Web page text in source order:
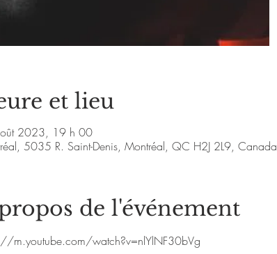
et lieu
2023, 19 h 00
5035 R. Saint-Denis, Montréal, QC H2J 2L9, Canada
de l'événement
m.youtube.com/watch?v=nlYlNF30bVg